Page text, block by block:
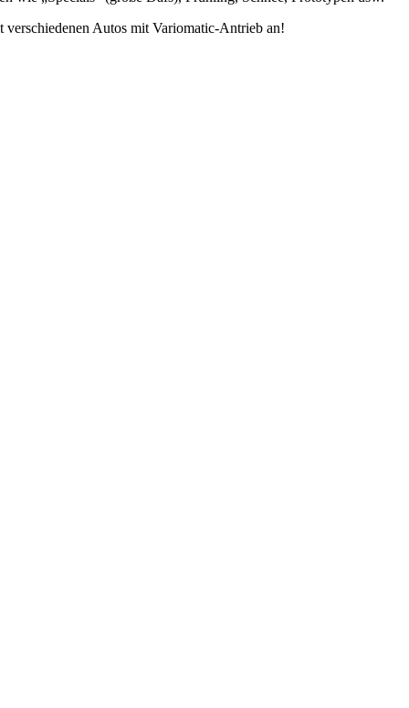
verschiedenen Autos mit Variomatic-Antrieb an!